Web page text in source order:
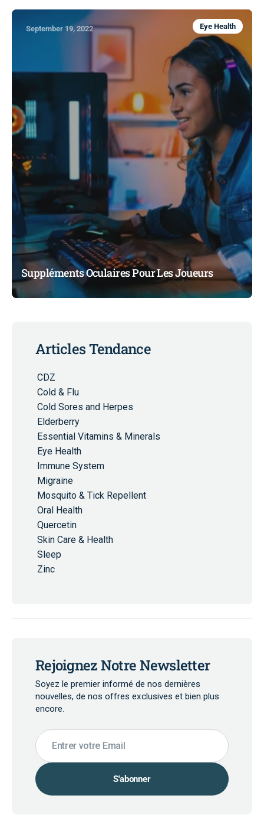
September 19, 2022 Eye Health
Suppléments Oculaires Pour Les Joueurs
Articles Tendance
CDZ
Cold & Flu
Cold Sores and Herpes
Elderberry
Essential Vitamins & Minerals
Eye Health
Immune System
Migraine
Mosquito & Tick Repellent
Oral Health
Quercetin
Skin Care & Health
Sleep
Zinc
Rejoignez Notre Newsletter
Soyez le premier informé de nos dernières
nouvelles, de nos offres exclusives et bien plus
encore.
Entrer votre Email
S'abonner